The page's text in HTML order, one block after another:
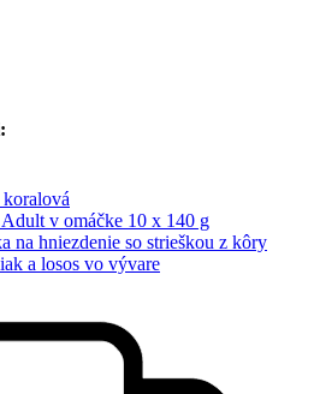
v omáčke 10 x 140 g
na hniezdenie so strieškou z kôry
a losos vo vývare